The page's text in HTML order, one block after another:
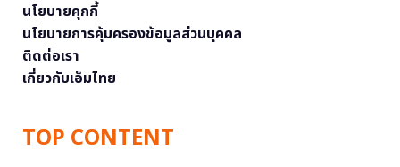
นโยบายคุกกี้
นโยบายการคุ้มครองข้อมูลส่วนบุคคล
ติดต่อเรา
เกี่ยวกับเอ็มไทย
TOP CONTENT